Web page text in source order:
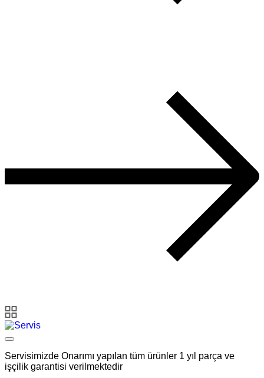
Servisimizde Onarımı yapılan tüm ürünler 1 yıl parça ve
işçilik garantisi verilmektedir